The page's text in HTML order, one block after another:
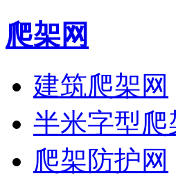
爬架网
建筑爬架网
半米字型爬
爬架防护网